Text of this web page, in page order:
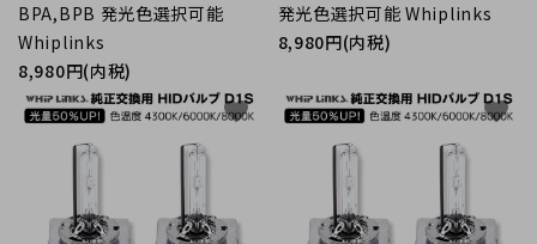
BPA,BPB 発光色選択可能
Whiplinks
8,980円(内税)
発光色選択可能 Whiplinks
8,980円(内税)
favorite favorite